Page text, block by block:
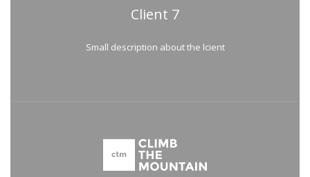
Client 7
Small description about the lcient